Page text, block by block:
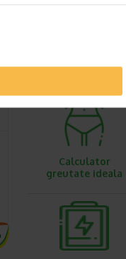
ovulatie
Calculator
greutate ideala